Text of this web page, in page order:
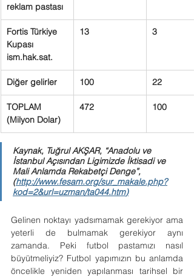
reklam pastası
Fortis Türkiye
Kupası
ism.hak.sat.
13 3
Diğer gelirler 100 22
TOPLAM
(Milyon Dolar)
472 100
Kaynak, Tuğrul AKŞAR, “Anadolu ve
İstanbul Açısından Ligimizde İktisadi ve
Mali Anlamda Rekabetçi Denge”,
(http://www.fesam.org/sur_makale.php?
kod=2&url=uzman/ta044.htm)
Gelinen noktayı yadsımamak gerekiyor ama
yeterli de bulmamak gerekiyor aynı
zamanda. Peki futbol pastamızı nasıl
büyütmeliyiz? Futbol yapımızın bu anlamda
öncelikle yeniden yapılanması tarihsel bir